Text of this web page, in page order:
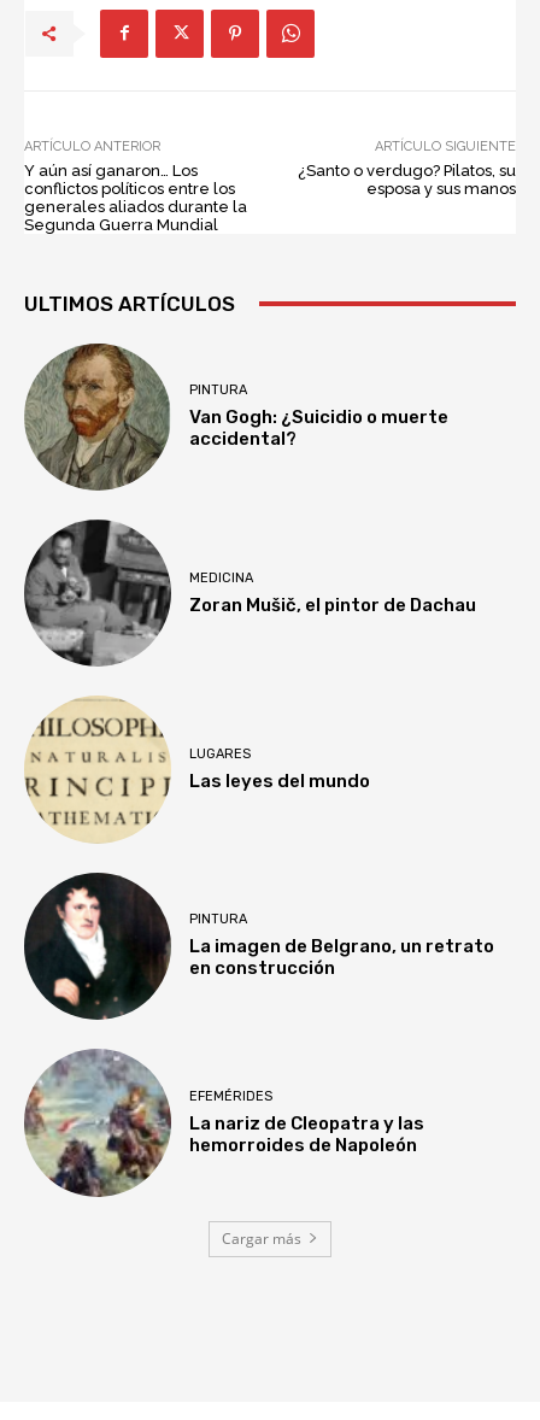
ARTÍCULO ANTERIOR
Y aún así ganaron… Los
conflictos políticos entre los
generales aliados durante la
Segunda Guerra Mundial
ARTÍCULO SIGUIENTE
¿Santo o verdugo? Pilatos, su
esposa y sus manos
ULTIMOS ARTÍCULOS
PINTURA
Van Gogh: ¿Suicidio o muerte
accidental?
MEDICINA
Zoran Mušič, el pintor de Dachau
LUGARES
Las leyes del mundo
PINTURA
La imagen de Belgrano, un retrato
en construcción
EFEMÉRIDES
La nariz de Cleopatra y las
hemorroides de Napoleón
Cargar más